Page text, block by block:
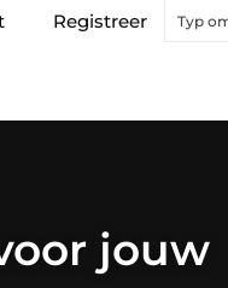
Registreer
jouw